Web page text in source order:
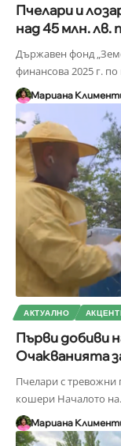
Пчелари и
над 45 млн. лв.
Държавен фонд
финансова 2025 г.
Мариана
АКТУАЛНО
Първи добиви
Очакванията
Пчелари с тревожни
кошери Началото на
Мариана